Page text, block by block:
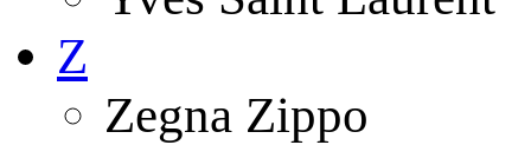
Z
Zegna Zippo